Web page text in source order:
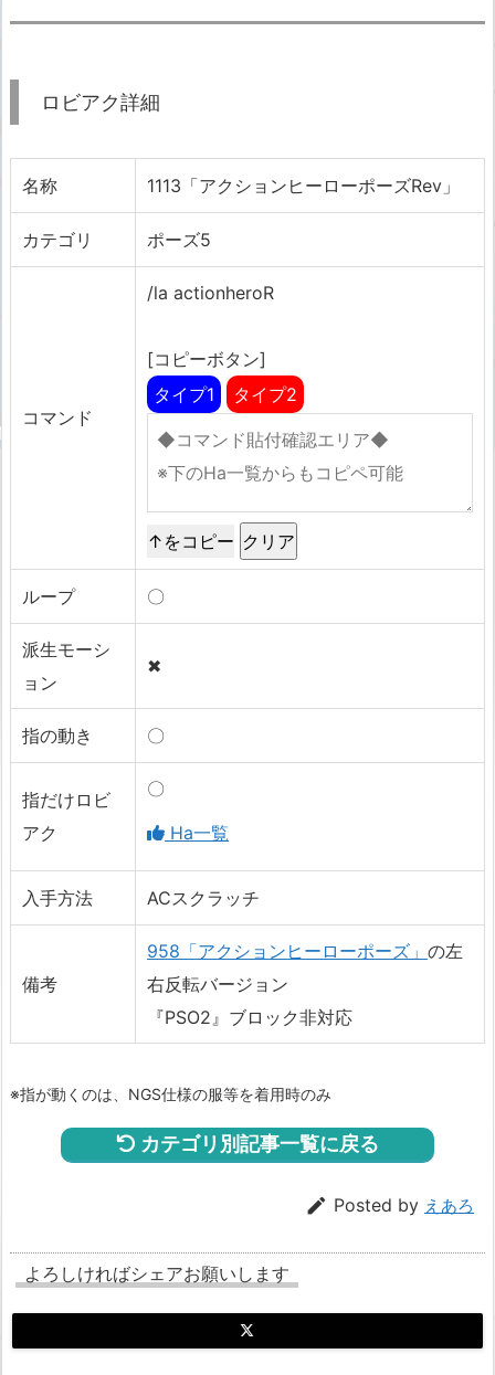
ロビアク詳細
名称 1113「アクションヒーローポーズRev」
カテゴリ ポーズ5
コマンド
/la actionheroR
[コピーボタン]
タイプ1
タイプ2
↑をコピー
ループ 〇
派生モーシ
ョン
✖
指の動き 〇
指だけロビ
アク
〇
Ha一覧
入手方法 ACスクラッチ
備考
958「アクションヒーローポーズ」 の左
右反転バージョン
『PSO2』ブロック非対応
※指が動くのは、NGS仕様の服等を着用時のみ
カテゴリ別記事一覧に戻る
 Posted by えあろ
よろしければシェアお願いします